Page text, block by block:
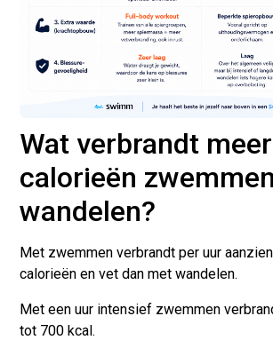
Wat verbrandt meer
calorieën
wandelen?
Met zwemmen verbrandt per uur
calorieën en vet dan met wandelen.
Met een uur intensief zwemmen
tot 700 kcal.